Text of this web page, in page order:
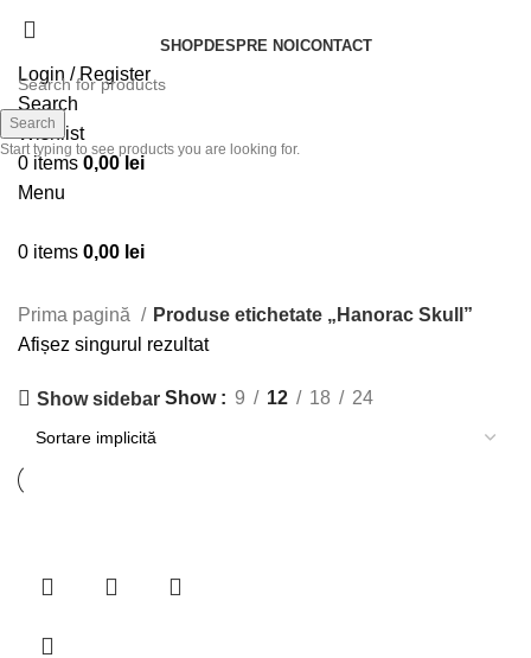
SHOPDESPRE NOI CONTACT
Login / Register
Search
Wishlist
0 items 0,00 lei
Menu
0 items 0,00 lei
Prima pagină
Produse etichetate „Hanorac Skull”
Afișez singurul rezultat
Show sidebar Show 9 12 18 24
Search
Start typing to see products you are looking for.